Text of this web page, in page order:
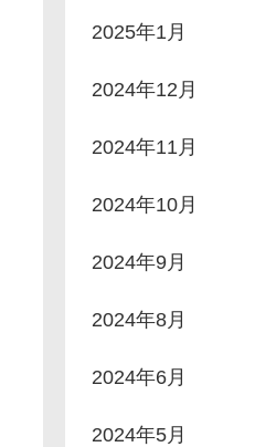
2025年1月
2024年12月
2024年11月
2024年10月
2024年9月
2024年8月
2024年6月
2024年5月